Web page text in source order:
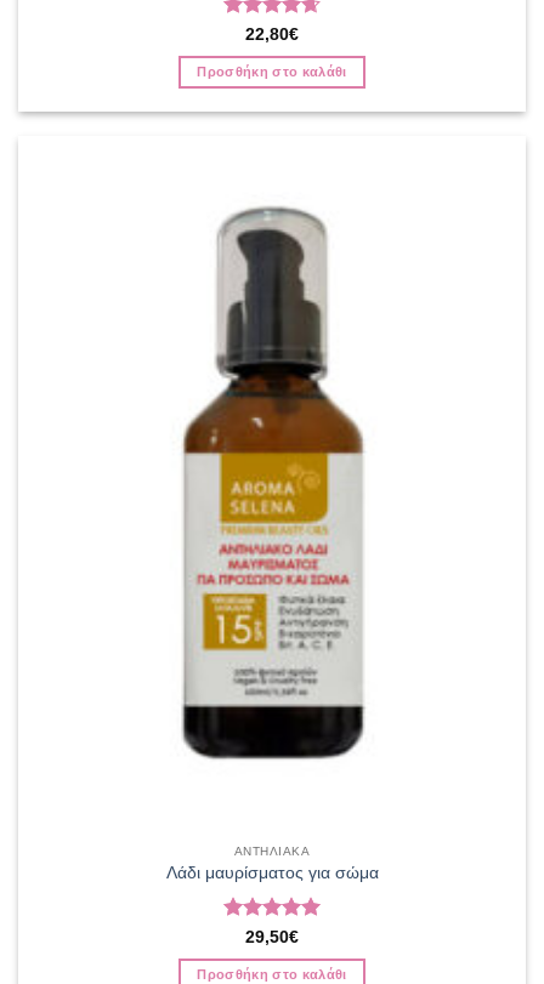
Βαθμολογήθηκε
με4.67
από 5
22,80€
Προσθήκη στο καλάθι
ΑΝΤΗΛΙΑΚΑ
Λάδι μαυρίσματος για σώμα
Βαθμολογήθηκε
με5από 5
29,50€
Προσθήκη στο καλάθι